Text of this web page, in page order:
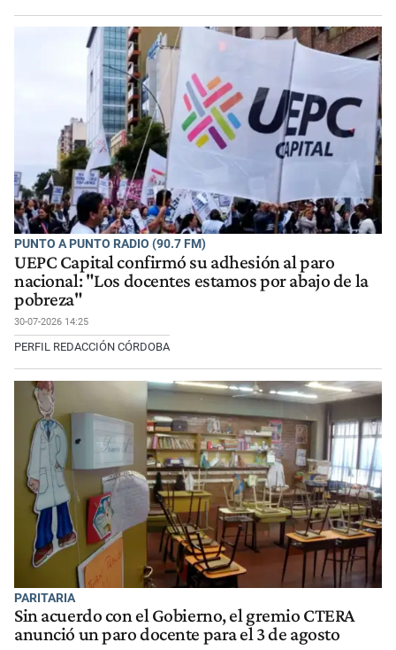
PUNTO A PUNTO RADIO (90.7 FM)
UEPC Capital confirmó su adhesión al paro
nacional: "Los docentes estamos por abajo de la
pobreza"
30-07-2026 14:25
PERFIL REDACCIÓN CÓRDOBA
PARITARIA
Sin acuerdo con el Gobierno, el gremio CTERA
anunció un paro docente para el 3 de agosto